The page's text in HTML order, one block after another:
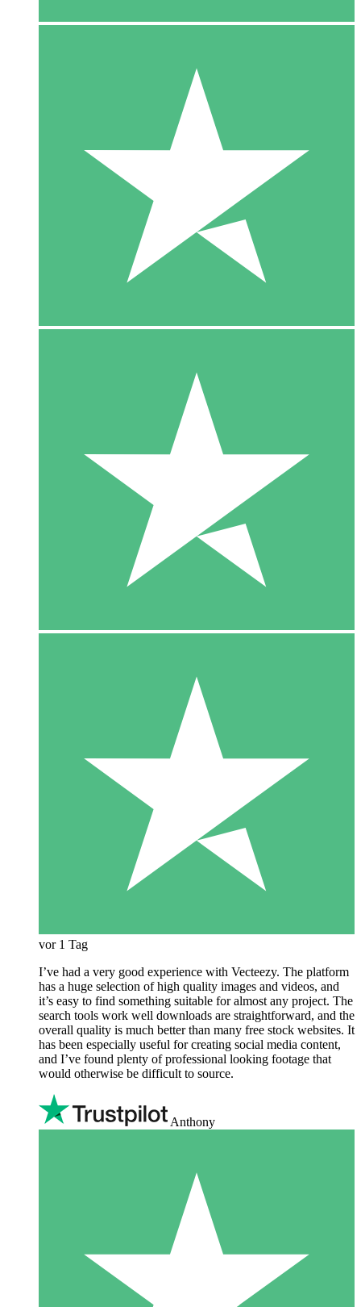
vor 1 Tag
I’ve had a very good experience with Vecteezy. The platform
has a huge selection of high quality images and videos, and
it’s easy to find something suitable for almost any project. The
search tools work well downloads are straightforward, and the
overall quality is much better than many free stock websites. It
has been especially useful for creating social media content,
and I’ve found plenty of professional looking footage that
would otherwise be difficult to source.
Anthony